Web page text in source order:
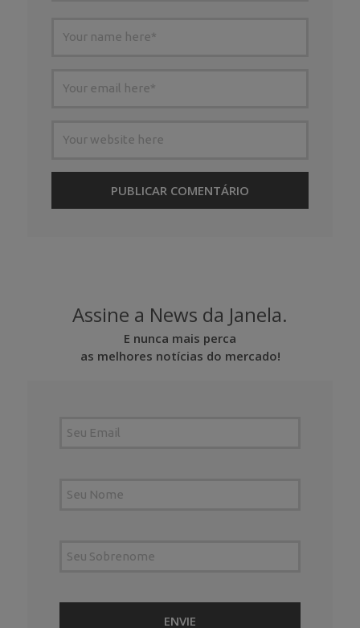
Assine a News da Janela.
E nunca mais perca
as melhores notícias do mercado!